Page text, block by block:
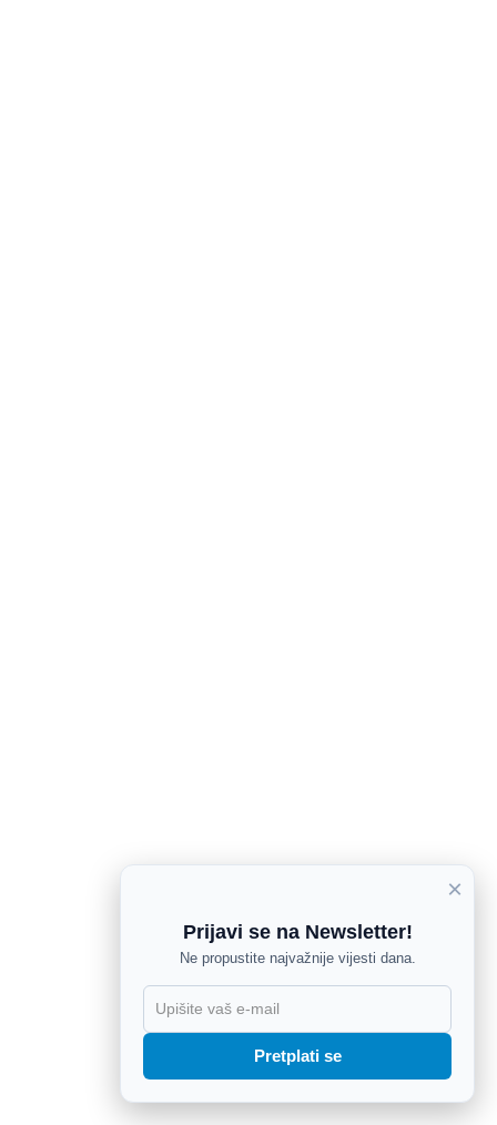
×
Prijavi se na Newsletter!
Ne propustite najvažnije vijesti dana.
Pretplati se